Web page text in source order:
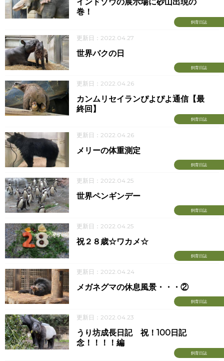
飼育日誌
巻！
更新日：2022.04.27
飼育日誌
世界バクの日
更新日：2022.04.26
飼育日誌
カンムリセイランぴよぴよ通信【最
終回】
更新日：2022.04.26
飼育日誌
メリーの体重測定
更新日：2022.04.25
飼育日誌
世界ペンギンデー
更新日：2022.04.25
飼育日誌
祝２８歳☆ワカメ☆
更新日：2022.04.24
飼育日誌
メガネグマの休息風景・・・②
更新日：2022.04.23
飼育日誌
うり坊成長日記 祝！100日記
念！！！！編